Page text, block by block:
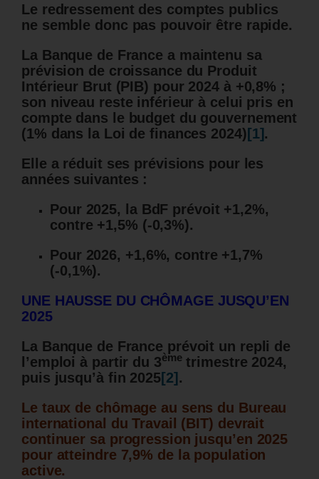
Le redressement des comptes publics
ne semble donc pas pouvoir être rapide.
La Banque de France a maintenu sa
prévision de croissance du Produit
Intérieur Brut (PIB) pour 2024 à +0,8% ;
son niveau reste inférieur à celui pris en
compte dans le budget du gouvernement
(1% dans la Loi de finances 2024) [1].
Elle a réduit ses prévisions pour les
années suivantes :
Pour 2025, la BdF prévoit +1,2%,
contre +1,5% (-0,3%).
Pour 2026, +1,6%, contre +1,7%
(-0,1%).
UNE HAUSSE DU CHÔMAGE JUSQU’EN
2025
La Banque de France prévoit un repli de
l’emploi à partir du 3èmetrimestre 2024,
puis jusqu’à fin 2025 [2] .
Le taux de chômage au sens du Bureau
international du Travail (BIT) devrait
continuer sa progression jusqu’en 2025
pour atteindre 7,9% de la population
active.